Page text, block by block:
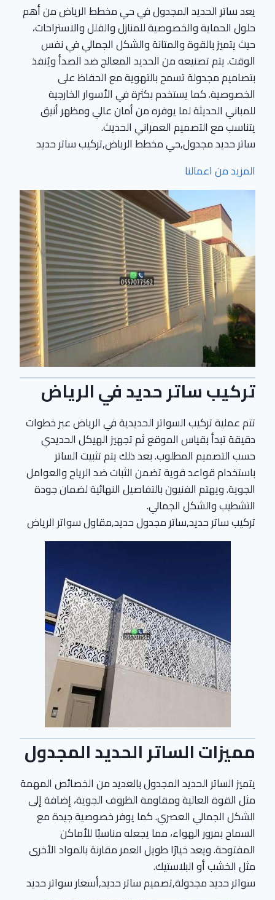
يعد ساتر الحديد المجدول في حي مخطط الرياض من أهم
حلول الحماية والخصوصية للمنازل والفلل والاستراحات،
حيث يتميز بالقوة والمتانة والشكل الجمالي في نفس
الوقت. يتم تصنيعه من الحديد المعالج ضد الصدأ ويُنفذ
بتصاميم مجدولة تسمح بالتهوية مع الحفاظ على
الخصوصية. كما يستخدم بكثرة في الأسوار الخارجية
للمباني الحديثة لما يوفره من أمان عالي ومظهر أنيق
يتناسب مع التصميم العمراني الحديث.
ساتر حديد مجدول,حي مخطط الرياض,تركيب ساتر حديد
المزيد من اعمالنا
تركيب ساتر حديد في الرياض
تتم عملية تركيب السواتر الحديدية في الرياض عبر خطوات
دقيقة تبدأ بقياس الموقع ثم تجهيز الهيكل الحديدي
حسب التصميم المطلوب. بعد ذلك يتم تثبيت الساتر
باستخدام قواعد قوية تضمن الثبات ضد الرياح والعوامل
الجوية. ويهتم الفنيون بالتفاصيل النهائية لضمان جودة
التشطيب والشكل الجمالي.
تركيب ساتر حديد,ساتر مجدول حديد,مقاول سواتر الرياض
مميزات الساتر الحديد المجدول
يتميز الساتر الحديد المجدول بالعديد من الخصائص المهمة
مثل القوة العالية ومقاومة الظروف الجوية، إضافة إلى
الشكل الجمالي العصري. كما يوفر خصوصية جيدة مع
السماح بمرور الهواء، مما يجعله مناسبًا للأماكن
المفتوحة. ويعد خيارًا طويل العمر مقارنة بالمواد الأخرى
مثل الخشب أو البلاستيك.
سواتر حديد مجدولة,تصميم ساتر حديد,أسعار سواتر حديد